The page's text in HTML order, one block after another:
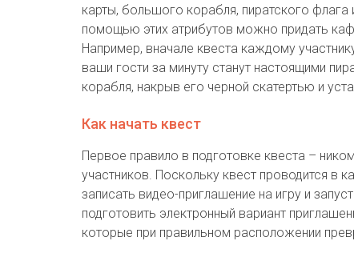
карты, большого корабля, пиратского
помощью этих атрибутов можно придать
Например, вначале квеста каждому
ваши гости за минуту станут настоящими
корабля, накрыв его черной скатертью и
Как начать квест
Первое правило в подготовке квеста –
участников. Поскольку квест проводится в
записать видео-приглашение на игру и
подготовить электронный вариант
которые при правильном расположении